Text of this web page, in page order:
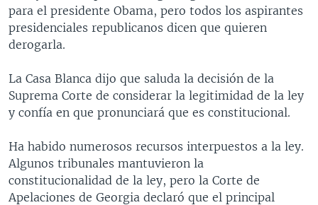
para el presidente Obama, pero todos los aspirantes
presidenciales republicanos dicen que quieren
derogarla.
La Casa Blanca dijo que saluda la decisión de la
Suprema Corte de considerar la legitimidad de la ley
y confía en que pronunciará que es constitucional.
Ha habido numerosos recursos interpuestos a la ley.
Algunos tribunales mantuvieron la
constitucionalidad de la ley, pero la Corte de
Apelaciones de Georgia declaró que el principal